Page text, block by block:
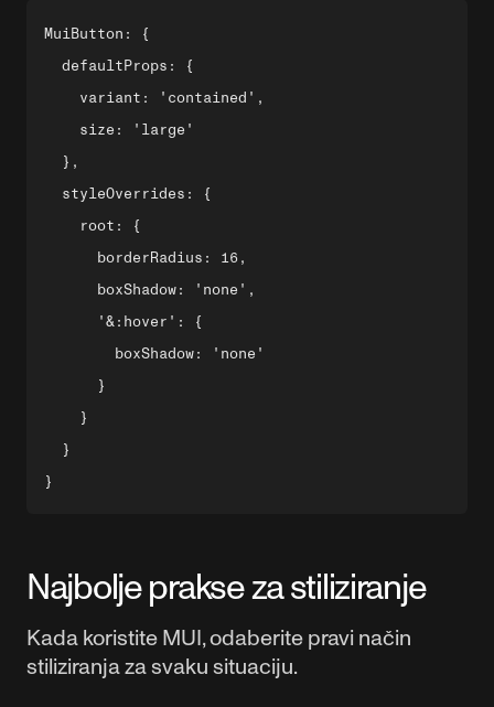
MuiButton: {
  defaultProps: {
    variant: 'contained',
    size: 'large'
  },
  styleOverrides: {
    root: {
      borderRadius: 16,
      boxShadow: 'none',
      '&:hover': {
        boxShadow: 'none'
      }
    }
  }
Najbolje prakse za stiliziranje
Kada koristite MUI, odaberite pravi način
stiliziranja za svaku situaciju.